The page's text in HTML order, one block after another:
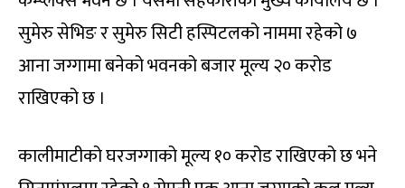
सुमेरु सेभिङ र सुमेरु सिटी हस्पिटलको नाममा रहेको ७
आना जग्गामा बनेको भवनको बजार मूल्य २० करोड
राखिएको छ ।
कालीमाटीको घरजग्गाको मूल्य १० करोड राखिएको छ भने